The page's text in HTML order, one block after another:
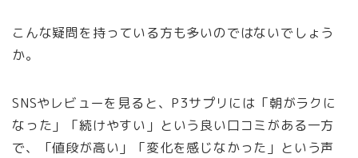
こんな疑問を持っている方も多いのではないでしょう
か。
SNSやレビューを見ると、P3サプリには「朝がラクに
なった」「続けやすい」という良い口コミがある一方
で、「値段が高い」「変化を感じなかった」という声